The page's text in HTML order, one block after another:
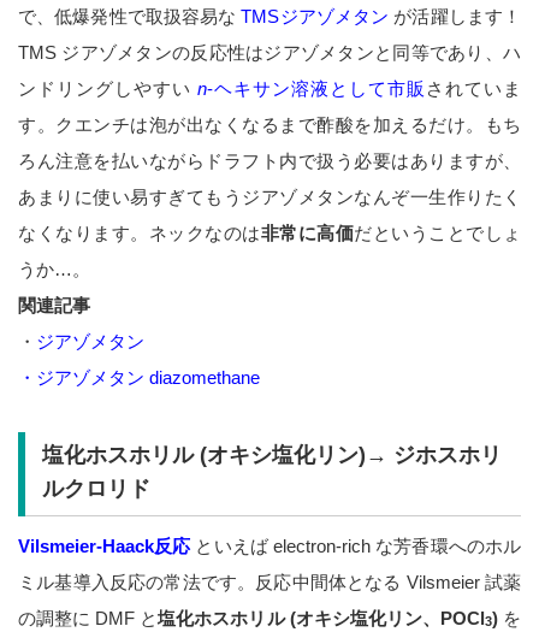
で、低爆発性で取扱容易なTMSジアゾメタン が活躍します！
TMS ジアゾメタンの反応性はジアゾメタンと同等であり、ハ
ンドリングしやすい n-ヘキサン溶液として市販 されていま
す。クエンチは泡が出なくなるまで酢酸を加えるだけ。もち
ろん注意を払いながらドラフト内で扱う必要はありますが、
あまりに使い易すぎてもうジアゾメタンなんぞ一生作りたく
なくなります。ネックなのは非常に高価だということでしょ
うか…。
関連記事
・ ジアゾメタン
・ ジアゾメタン diazomethane
塩化ホスホリル (オキシ塩化リン)→ ジホスホリ
ルクロリド
Vilsmeier-Haack反応 といえば electron-rich な芳香環へのホル
ミル基導入反応の常法です。反応中間体となる Vilsmeier 試薬
の調整に DMF と塩化ホスホリル (オキシ塩化リン、POCl3) を